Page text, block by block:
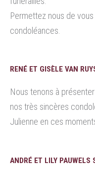
Permettez nous de
condoléances.
RENÉ ET GISÈLE VAN
Nous tenons à
nos très sincères
Julienne en ces
ANDRÉ ET LILY PAUWELS